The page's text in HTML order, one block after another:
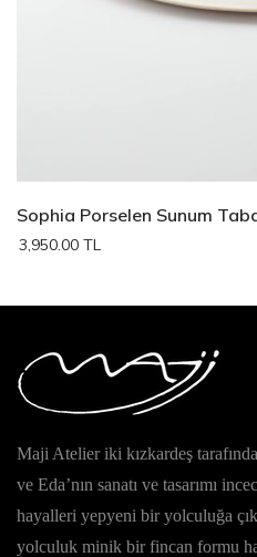
Sophia Porselen Sunum
3,950.00 TL
Maji Atelier iki kızkardeş
ve Eda’nın sanatı ve tasarımı
hayalleri yepyeni bir yolculuğa
yolculuk minik bir fincan formu